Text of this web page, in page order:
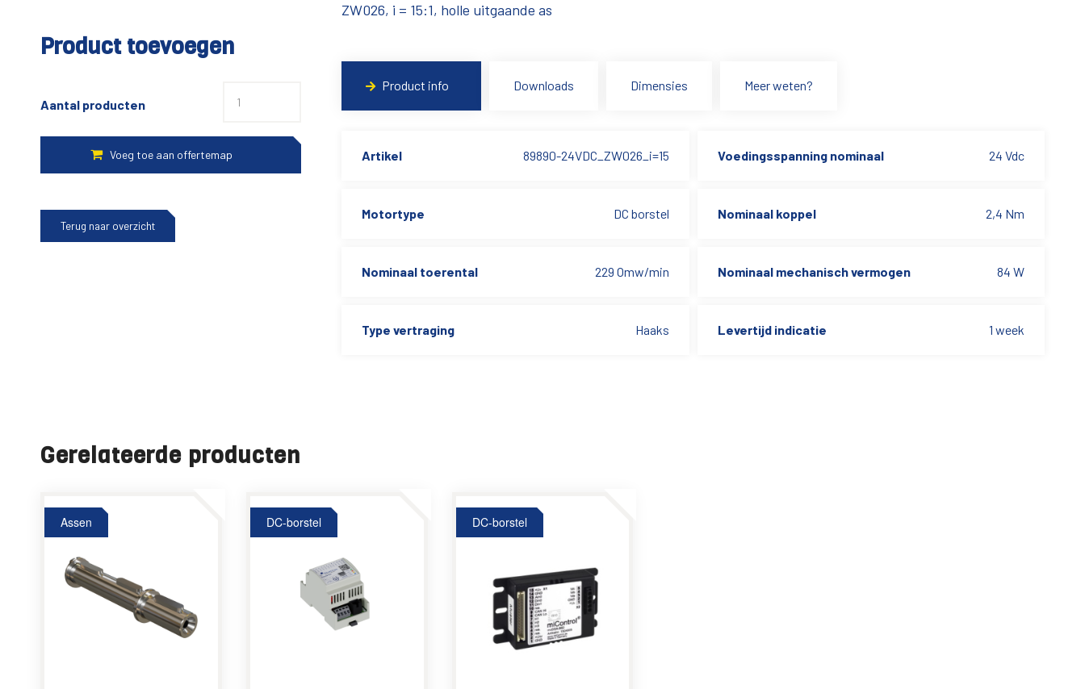
Product toevoegen
Aantal producten
Terug naar overzicht
ZW026, i = 15:1, holle uitgaande as
Product info Downloads Dimensies Meer weten?
Artikel 89890-24VDC_ZW026_i=15 Voedingsspanning nominaal 24 Vdc
Motortype DC borstel Nominaal koppel 2,4 Nm
Nominaal toerental 229 Omw/min Nominaal mechanisch vermogen 84 W
Type vertraging Haaks Levertijd indicatie 1 week
Gerelateerde producten
Assen DC-borstel DC-borstel